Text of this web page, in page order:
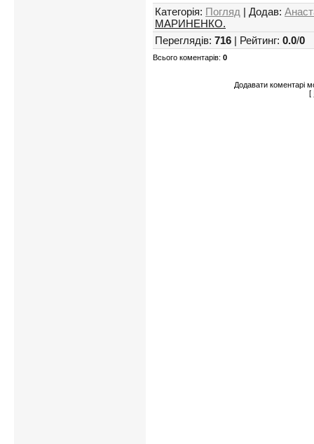
Категорія: Погляд | Додав:
МАРИНЕНКО.
Переглядів: 716 | Рейтинг: 0.0/0
Всього коментарів: 0
Додавати коментарі
[